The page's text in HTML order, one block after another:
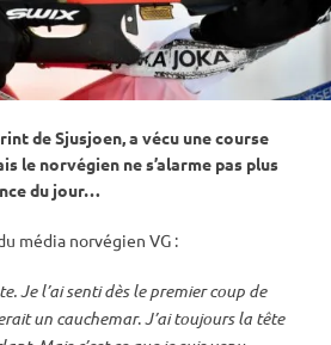
de Sjusjoen, a vécu une course
le norvégien ne s’alarme pas plus
du jour…
média norvégien VG :
. Je l’ai senti dès le premier coup de
un cauchemar.J’ai toujours la tête